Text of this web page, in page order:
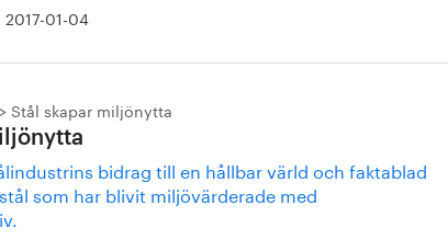
2017-01-04
Stål skapar miljönytta
bidrag till en hållbar värld och faktablad
som har blivit miljövärderade med